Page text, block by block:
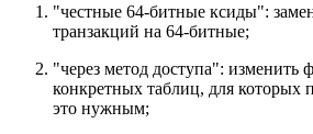
"честные 64-битные ксиды":
транзакций на 64-битные;
"через метод доступа": изменить
конкретных таблиц, для которых
это нужным;